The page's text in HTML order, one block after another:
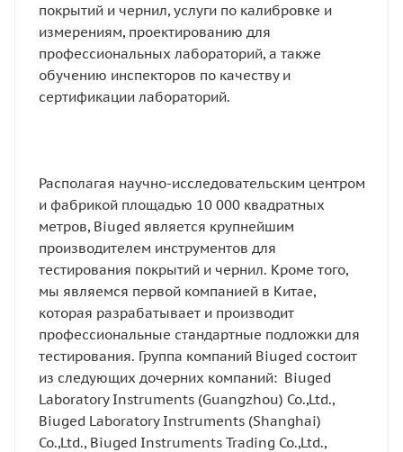
покрытий и чернил, услуги по калибровке и
измерениям, проектированию для
профессиональных лабораторий, а также
обучению инспекторов по качеству и
сертификации лабораторий.
Располагая научно-исследовательским центром
и фабрикой площадью 10 000 квадратных
метров, Biuged является крупнейшим
производителем инструментов для
тестирования покрытий и чернил. Кроме того,
мы являемся первой компанией в Китае,
которая разрабатывает и производит
профессиональные стандартные подложки для
тестирования. Группа компаний Biuged состоит
из следующих дочерних компаний: Biuged
Laboratory Instruments (Guangzhou) Co.,Ltd.,
Biuged Laboratory Instruments (Shanghai)
Co.,Ltd., Biuged Instruments Trading Co.,Ltd.,